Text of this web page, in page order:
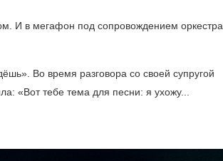
И в мегафон под сопровождением оркестра
Во время разговора со своей супругой
«Вот тебе тема для песни: я ухожу...